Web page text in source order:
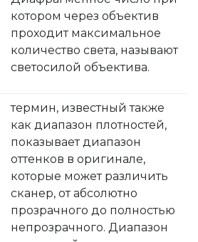
котором через объектив
проходит максимальное
количество света, называют
светосилой объектива.
термин, известный также
как диапазон плотностей,
показывает диапазон
оттенков в оригинале,
которые может различить
сканер, от абсолютно
прозрачного до полностью
непрозрачного. Диапазон